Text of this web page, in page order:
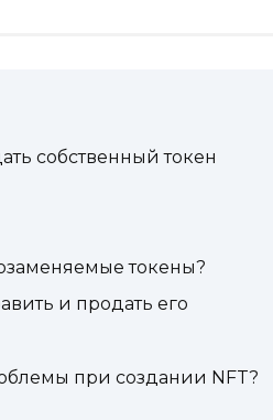
собственный токен
токены?
и продать его
при создании NFT?